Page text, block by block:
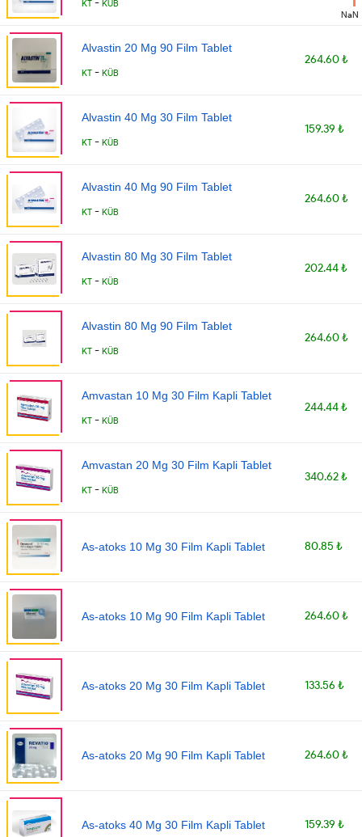
KT KÜB
Alvastin 20 Mg 90 Film Tablet
KT - KÜB
264.60 ₺
Alvastin 40 Mg 30 Film Tablet
KT - KÜB
159.39 ₺
Alvastin 40 Mg 90 Film Tablet
KT - KÜB
264.60 ₺
Alvastin 80 Mg 30 Film Tablet
KT - KÜB
202.44 ₺
Alvastin 80 Mg 90 Film Tablet
KT - KÜB
264.60 ₺
Amvastan 10 Mg 30 Film Kapli Tablet
KT - KÜB
244.44 ₺
Amvastan 20 Mg 30 Film Kapli Tablet
KT - KÜB
340.62 ₺
As-atoks 10 Mg 30 Film Kapli Tablet 80.85 ₺
As-atoks 10 Mg 90 Film Kapli Tablet 264.60 ₺
As-atoks 20 Mg 30 Film Kapli Tablet 133.56 ₺
As-atoks 20 Mg 90 Film Kapli Tablet 264.60 ₺
As-atoks 40 Mg 30 Film Kapli Tablet 159.39 ₺
NaN